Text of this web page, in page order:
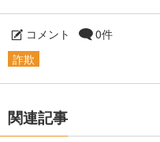
コメント
0件
詐欺
関連記事